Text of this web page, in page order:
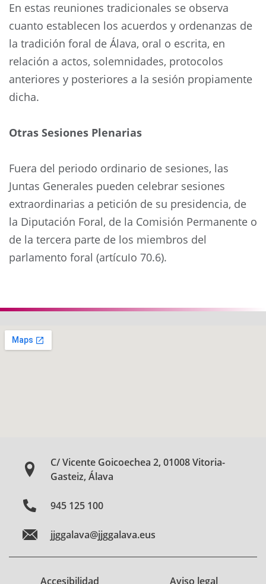
En estas reuniones tradicionales se observa
cuanto establecen los acuerdos y ordenanzas de
la tradición foral de Álava, oral o escrita, en
relación a actos, solemnidades, protocolos
anteriores y posteriores a la sesión propiamente
dicha.
Otras Sesiones Plenarias
Fuera del periodo ordinario de sesiones, las
Juntas Generales pueden celebrar sesiones
extraordinarias a petición de su presidencia, de
la Diputación Foral, de la Comisión Permanente o
de la tercera parte de los miembros del
parlamento foral (artículo 70.6).
C/ Vicente Goicoechea 2, 01008 Vitoria-
Gasteiz, Álava
945 125 100
jjggalava@jjggalava.eus
Accesibilidad Aviso legal